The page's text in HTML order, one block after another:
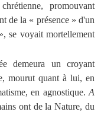
promouvant
de la « présence » d'un
se voyait mortellement
demeura un croyant
mourut quant à lui, en
en agnostique. A
ont de la Nature, du